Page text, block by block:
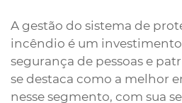
A gestão do sistema de
incêndio é um investimento
segurança de pessoas e
se destaca como a melhor
nesse segmento, com sua